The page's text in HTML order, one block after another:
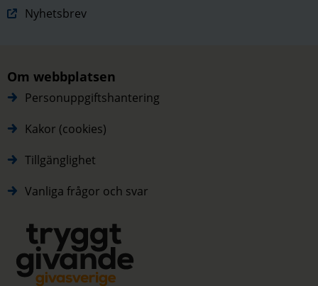
Nyhetsbrev
Om webbplatsen
Personuppgiftshantering
Kakor (cookies)
Tillgänglighet
Vanliga frågor och svar